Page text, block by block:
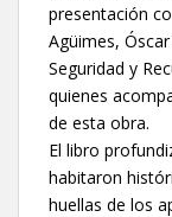
presentación
Agüimes,
Seguridad y
quienes
de esta obra.
El libro
habitaron
huellas de los